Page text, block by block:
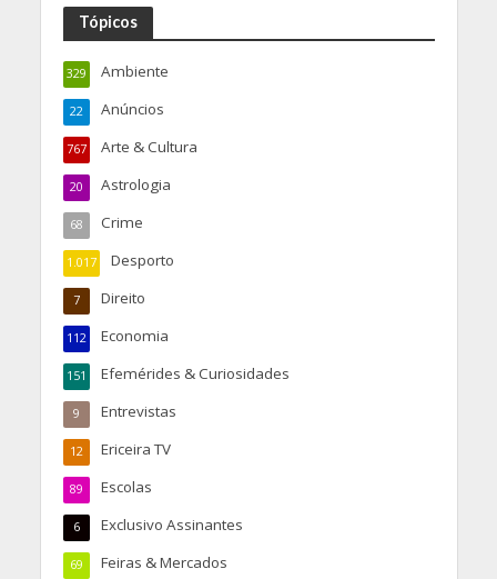
Tópicos
Ambiente
329
Anúncios
22
Arte & Cultura
767
Astrologia
20
Crime
68
Desporto
1.017
Direito
7
Economia
112
Efemérides & Curiosidades
151
Entrevistas
9
Ericeira TV
12
Escolas
89
Exclusivo Assinantes
6
Feiras & Mercados
69